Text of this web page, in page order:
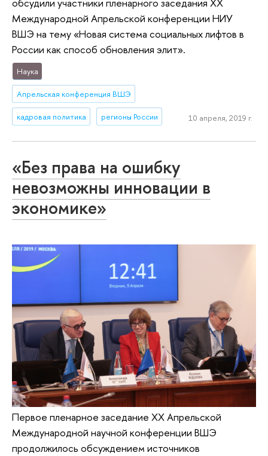
Международной Апрельской конференции НИУ
ВШЭ на тему «Новая система социальных лифтов в
России как способ обновления элит».
Наука
Апрельская конференция ВШЭ
кадровая политика регионы России 10 апреля, 2019 г.
«Без права на ошибку
невозможны инновации в
экономике»
Первое пленарное заседание XX Апрельской
Международной научной конференции ВШЭ
продолжилось обсуждением источников